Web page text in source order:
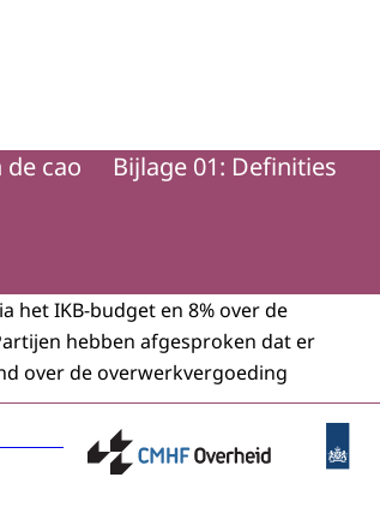
de cao Bijlage 01: Definities
het IKB-budget en 8% over de
hebben afgesproken dat er
over de overwerkvergoeding